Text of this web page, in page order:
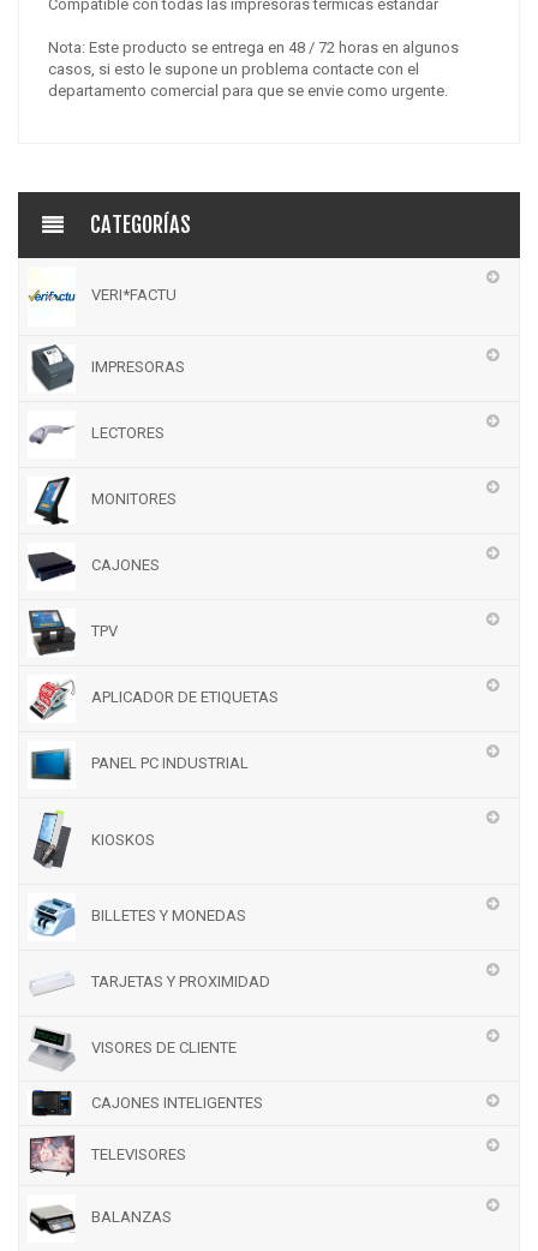
Compatible con todas las impresoras térmicas estándar
Nota: Este producto se entrega en 48 / 72 horas en algunos
casos, si esto le supone un problema contacte con el
departamento comercial para que se envie como urgente.
CATEGORÍAS
VERI*FACTU
IMPRESORAS
LECTORES
MONITORES
CAJONES
TPV
APLICADOR DE ETIQUETAS
PANEL PC INDUSTRIAL
KIOSKOS
BILLETES Y MONEDAS
TARJETAS Y PROXIMIDAD
VISORES DE CLIENTE
CAJONES INTELIGENTES
TELEVISORES
BALANZAS